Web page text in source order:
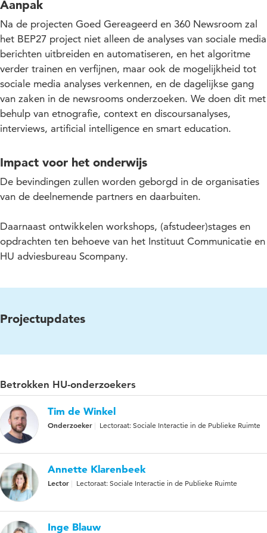
Aanpak
Na de projecten Goed Gereageerd en 360 Newsroom zal
het BEP27 project niet alleen de analyses van sociale media
berichten uitbreiden en automatiseren, en het algoritme
verder trainen en verfijnen, maar ook de mogelijkheid tot
sociale media analyses verkennen, en de dagelijkse gang
van zaken in de newsrooms onderzoeken. We doen dit met
behulp van etnografie, context en discoursanalyses,
interviews, artificial intelligence en smart education.
Impact voor het onderwijs
De bevindingen zullen worden geborgd in de organisaties
van de deelnemende partners en daarbuiten.
Daarnaast ontwikkelen workshops, (afstudeer)stages en
opdrachten ten behoeve van het Instituut Communicatie en
HU adviesbureau Scompany.
Projectupdates
Betrokken HU-onderzoekers
Tim de Winkel
Onderzoeker Lectoraat: Sociale Interactie in de Publieke Ruimte
Annette Klarenbeek
Lector Lectoraat: Sociale Interactie in de Publieke Ruimte
Inge Blauw